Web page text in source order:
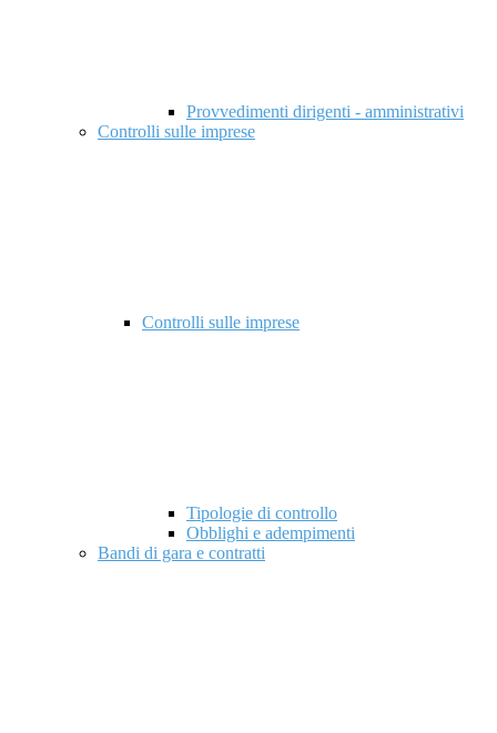
Provvedimenti dirigenti - amministrativi
Controlli sulle imprese
Controlli sulle imprese
Tipologie di controllo
Obblighi e adempimenti
Bandi di gara e contratti